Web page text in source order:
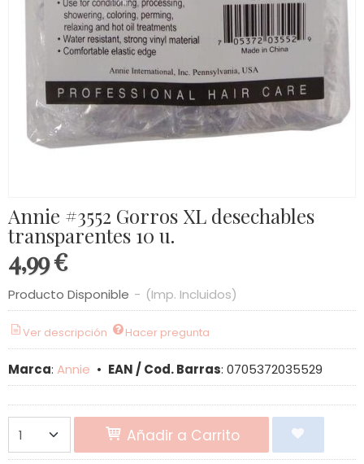
Annie #3552 Gorros XL desechables
transparentes 10 u.
4,99 €
Producto Disponible - (Imp. Incluidos)
Ver descripción Hacer pregunta
Marca: Annie • EAN / Cod. Barras: 0705372035529
Añadir a Carrito